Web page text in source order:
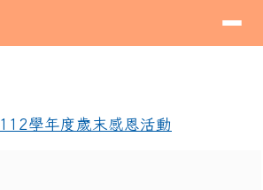
112學年度歲末感恩活動